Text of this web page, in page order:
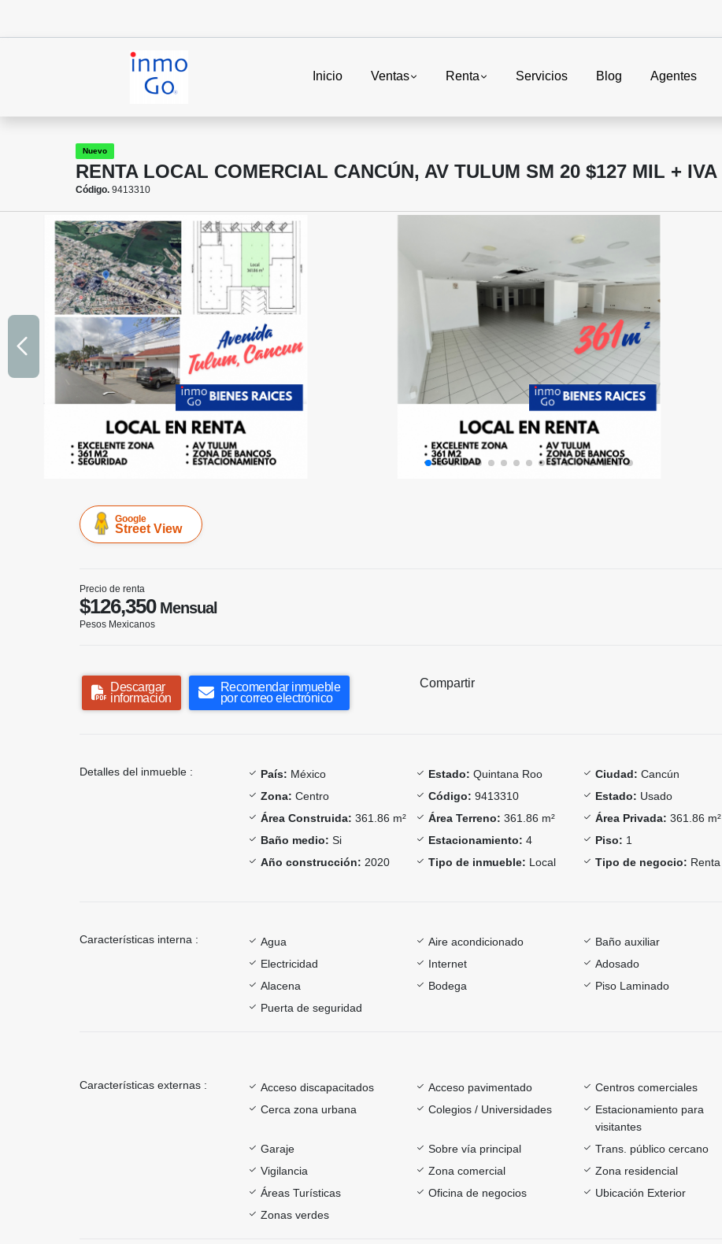
Inicio Ventas Renta Servicios Blog Agentes
Nuevo
RENTA LOCAL COMERCIAL CANCÚN, AV TULUM SM 20 $127 MIL + IVA
Código. 9413310
Google
Street View
Precio de renta
$126,350Mensual
Pesos Mexicanos
Descargar
información
Recomendar inmueble
por correo electrónico
Compartir
Detalles del inmueble : País: México Estado: Quintana Roo Ciudad: Cancún
Zona: Centro Código: 9413310 Estado: Usado
Área Construida: 361.86 m² Área Terreno: 361.86 m² Área Privada: 361.86 m²
Baño medio: Si Estacionamiento: 4 Piso: 1
Año construcción: 2020 Tipo de inmueble: Local Tipo de negocio: Renta
Características interna : Agua Aire acondicionado
Baño auxiliar
Electricidad
Internet
Adosado
Alacena
Bodega
Piso Laminado
Puerta de seguridad
Características externas : Acceso discapacitados Acceso pavimentado
Centros comerciales
Cerca zona urbana
Colegios / Universidades
Estacionamiento para
visitantes
Garaje
Sobre vía principal
Trans. público cercano
Vigilancia
Zona comercial
Zona residencial
Áreas Turísticas
Oficina de negocios
Ubicación Exterior
Zonas verdes